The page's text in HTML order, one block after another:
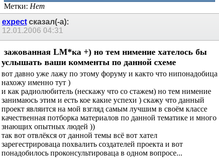
Метки: Нет
expect сказал(-а):
12.01.2006 04:31
зажованная LM*ка +) но тем нимение хателось бы
услышать ваши комменты по данной схеме
вот давно уже лажу по этому форуму и както что нипонадобица
нахожу именно тут )
и как радиолюбитель (нескажу что со стажем) но тем нимение
занимаюсь этим и есть кое какие успехи ) скажу что данный
проект являится на мой взгляд самым лучшим в своём классе
качественная потборка материалов по данной тематике и много
знающих опытных людей ))
так вот отвлёкся от данной темы всё вот хател
зарегестрироваца похвалить создателей проекта и вот
понадобилось проконсультироваца в одном вопросе...